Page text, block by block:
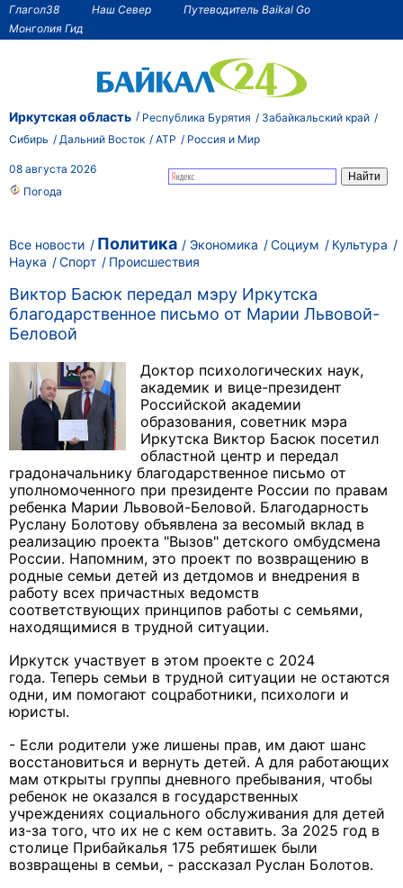
Глагол38 Наш Север
Путеводитель Baikal Go
Монголия Гид
Иркутская область Республика Бурятия
Забайкальский край
Сибирь
Дальний Восток АТР Россия и Мир
08 августа 2026
Погода
Все новости Политика Экономика Социум
Культура
Наука
Спорт Происшествия
Виктор Басюк передал мэру Иркутска
благодарственное письмо от Марии Львовой-
Беловой
Доктор психологических наук,
академик и вице-президент
Российской академии
образования, советник мэра
Иркутска Виктор Басюк посетил
областной центр и передал
градоначальнику благодарственное письмо от
уполномоченного при президенте России по правам
ребенка Марии Львовой-Беловой. Благодарность
Руслану Болотову объявлена за весомый вклад в
реализацию проекта "Вызов" детского омбудсмена
России. Напомним, это проект по возвращению в
родные семьи детей из детдомов и внедрения в
работу всех причастных ведомств
соответствующих принципов работы с семьями,
находящимися в трудной ситуации.
Иркутск участвует в этом проекте с 2024
года. Теперь семьи в трудной ситуации не остаются
одни, им помогают соцработники, психологи и
юристы.
- Если родители уже лишены прав, им дают шанс
восстановиться и вернуть детей. А для работающих
мам открыты группы дневного пребывания, чтобы
ребенок не оказался в государственных
учреждениях социального обслуживания для детей
из-за того, что их не с кем оставить. За 2025 год в
столице Прибайкалья 175 ребятишек были
возвращены в семьи, - рассказал Руслан Болотов.